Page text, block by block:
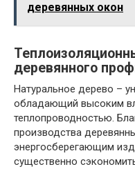
деревянных окон
деревянного
Натуральное дерево –
обладающий высоким
теплопроводностью.
производства
энергосберегающим
существенно